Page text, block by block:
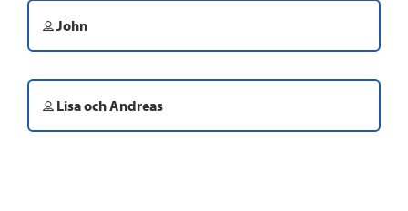
John
Lisa och Andreas